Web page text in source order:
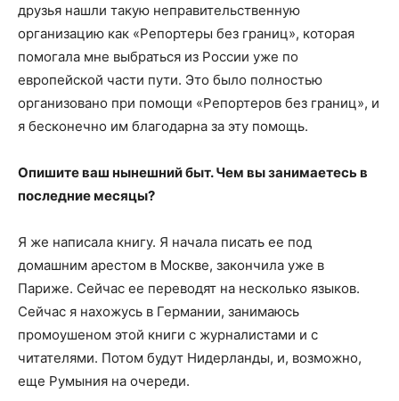
друзья нашли такую неправительственную
организацию как «Репортеры без границ», которая
помогала мне выбраться из России уже по
европейской части пути. Это было полностью
организовано при помощи «Репортеров без границ», и
я бесконечно им благодарна за эту помощь.
Опишите ваш нынешний быт. Чем вы занимаетесь в
последние месяцы?
Я же написала книгу. Я начала писать ее под
домашним арестом в Москве, закончила уже в
Париже. Сейчас ее переводят на несколько языков.
Сейчас я нахожусь в Германии, занимаюсь
промоушеном этой книги с журналистами и с
читателями. Потом будут Нидерланды, и, возможно,
еще Румыния на очереди.